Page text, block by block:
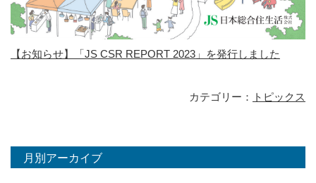
【お知らせ】「JS CSR REPORT 2023」を発行しました
カテゴリー： トピックス
月別アーカイブ